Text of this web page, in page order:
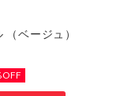
ベージュ）